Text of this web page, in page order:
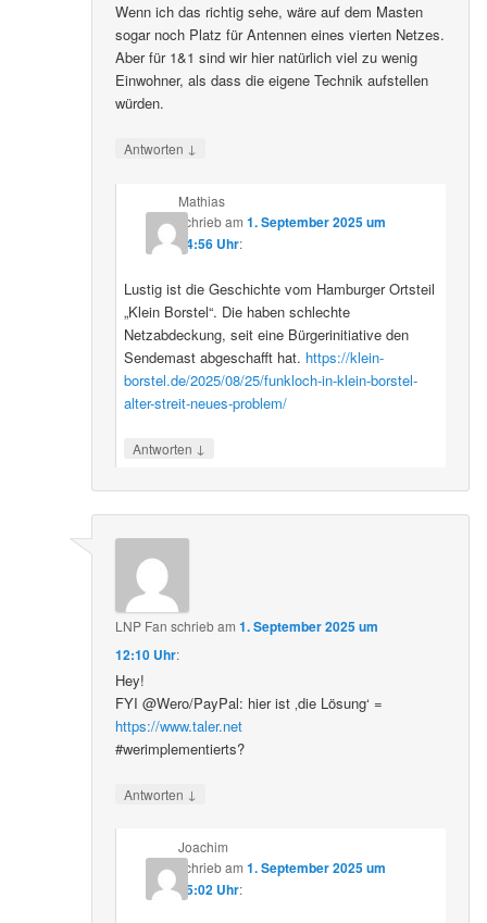
Wenn ich das richtig sehe, wäre auf dem Masten
sogar noch Platz für Antennen eines vierten Netzes.
Aber für 1&1 sind wir hier natürlich viel zu wenig
Einwohner, als dass die eigene Technik aufstellen
würden.
Antworten ↓
Mathias
schriebam 1. September 2025 um
14:56 Uhr:
Lustig ist die Geschichte vom Hamburger Ortsteil
„Klein Borstel“. Die haben schlechte
Netzabdeckung, seit eine Bürgerinitiative den
Sendemast abgeschafft hat. https://klein-
borstel.de/2025/08/25/funkloch-in-klein-borstel-
alter-streit-neues-problem/
Antworten ↓
LNP Fan schriebam1. September 2025 um
12:10 Uhr:
Hey!
FYI @Wero/PayPal: hier ist ‚die Lösung‘ =
https://www.taler.net
#werimplementierts?
Antworten ↓
Joachim
schriebam 1. September 2025 um
15:02 Uhr: